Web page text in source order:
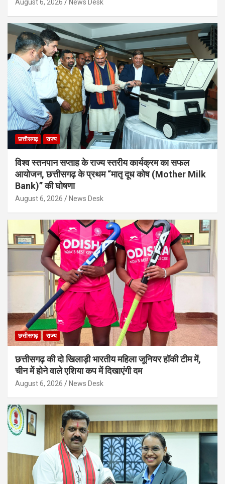
August 6, 2026 News Desk
छत्तीसगढ़ राज्य
विश्व स्तनपान सप्ताह के राज्य स्तरीय कार्यक्रम का सफल
आयोजन, छत्तीसगढ़ के प्रथम “मातृ दूध कोष (Mother Milk
Bank)” की घोषणा
August 6, 2026 News Desk
छत्तीसगढ़ राज्य
छत्तीसगढ़ की दो खिलाड़ी भारतीय महिला जूनियर हॉकी टीम में,
चीन में होने वाले एशिया कप में दिखाएंगी दम
August 6, 2026 News Desk